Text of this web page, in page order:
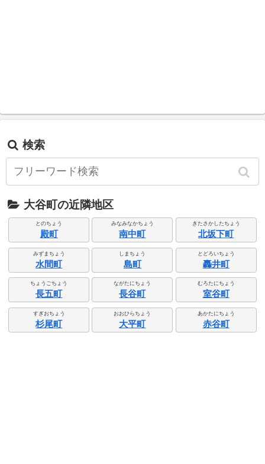
検索
大谷町の近隣地区
とのちょう
殿町
みなみなかちょう
南中町
きたさかしたちょう
北坂下町
みずまちょう
水間町
しまちょう
島町
とどろいちょう
轟井町
ちょうごちょう
長五町
ながたにちょう
長谷町
むろたにちょう
室谷町
すぎおちょう
杉尾町
おおひらちょう
大平町
あかたにちょう
赤谷町